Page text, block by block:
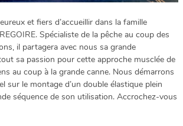
et fiers d’accueillir dans la famille
Spécialiste de la pêche au coup des
il partagera avec nous sa grande
sa passion pour cette approche musclée de
au coup à la grande canne. Nous démarrons
sur le montage d’un double élastique plein
séquence de son utilisation. Accrochez-vous